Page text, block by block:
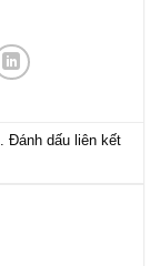
. Đánh dấu liên kết